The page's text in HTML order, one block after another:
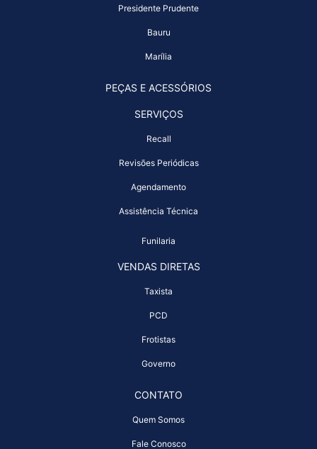
Presidente Prudente
Bauru
Marília
PEÇAS E ACESSÓRIOS
SERVIÇOS
Recall
Revisões Periódicas
Agendamento
Assistência Técnica
Funilaria
VENDAS DIRETAS
Taxista
PCD
Frotistas
Governo
CONTATO
Quem Somos
Fale Conosco